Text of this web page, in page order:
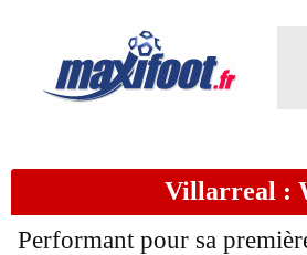
Villarreal :
Performant pour sa
Barça :
27/06 Divers: Suarez en
27/06 Nice: Favre